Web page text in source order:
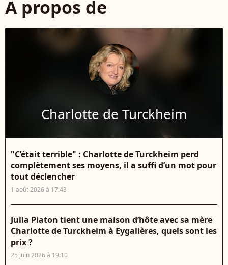
À propos de
Charlotte de Turckheim
"C’était terrible" : Charlotte de Turckheim perd
complètement ses moyens, il a suffi d’un mot pour
tout déclencher
1 août 2026 à 17:43
Julia Piaton tient une maison d’hôte avec sa mère
Charlotte de Turckheim à Eygalières, quels sont les
prix ?
25 juin 2026 à 19:10